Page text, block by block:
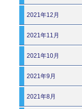
2021年12月
2021年11月
2021年10月
2021年9月
2021年8月